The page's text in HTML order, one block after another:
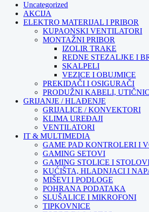
Uncategorized
AKCIJA
ELEKTRO MATERIJAL I PRIBOR
KUPAONSKI VENTILATORI
MONTAŽNI PRIBOR
IZOLIR TRAKE
REDNE STEZALJKE I
SKALPELI
VEZICE I OBUJMICE
PREKIDAČI I OSIGURAČI
PRODUŽNI KABELI,
GRIJANJE / HLAĐENJE
GRIJALICE / KONVEKTORI
KLIMA UREĐAJI
VENTILATORI
IT & MULTIMEDIA
GAME PAD KONTROLERI I
GAMING SETOVI
GAMING STOLICE I
KUĆIŠTA, HLADNJACI I
MIŠEVI I PODLOGE
POHRANA PODATAKA
SLUŠALICE I MIKROFONI
TIPKOVNICE